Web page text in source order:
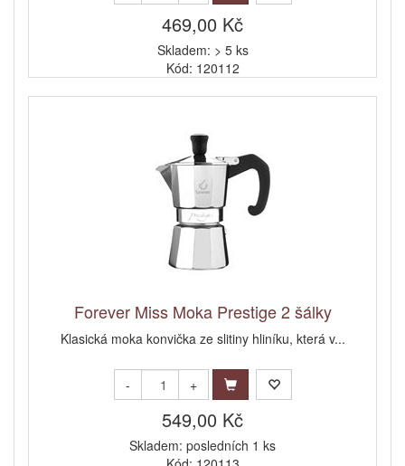
469,00 Kč
Skladem: > 5 ks
Kód: 120112
Forever Miss Moka Prestige 2 šálky
Klasická moka konvička ze slitiny hliníku, která v...
- +
549,00 Kč
Skladem: posledních 1 ks